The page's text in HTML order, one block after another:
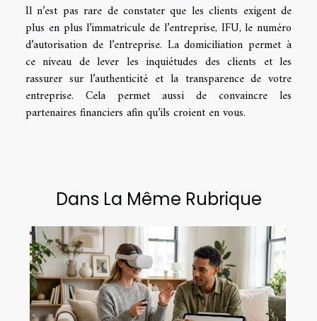
Il n’est pas rare de constater que les clients exigent de
plus en plus l’immatricule de l’entreprise, IFU, le numéro
d’autorisation de l’entreprise. La domiciliation permet à
ce niveau de lever les inquiétudes des clients et les
rassurer sur l’authenticité et la transparence de votre
entreprise. Cela permet aussi de convaincre les
partenaires financiers afin qu’ils croient en vous.
Dans La Même Rubrique